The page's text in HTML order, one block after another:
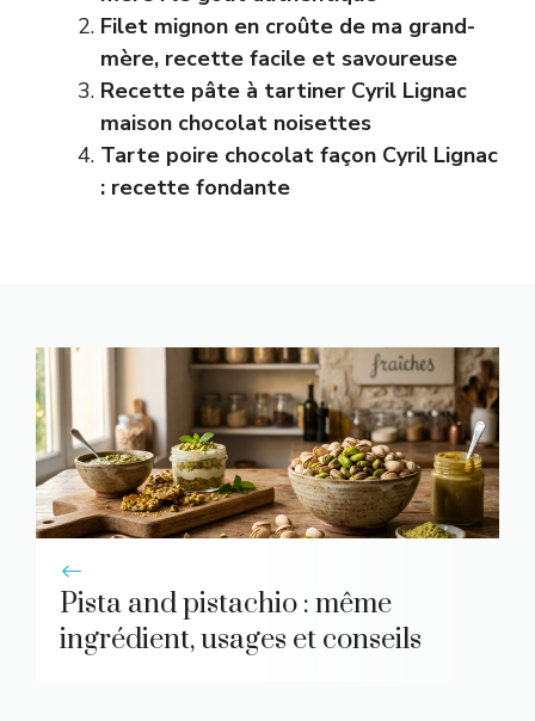
Filet mignon en croûte de ma grand-
mère, recette facile et savoureuse
Recette pâte à tartiner Cyril Lignac
maison chocolat noisettes
Tarte poire chocolat façon Cyril Lignac
: recette fondante
Pista and pistachio : même
ingrédient, usages et conseils